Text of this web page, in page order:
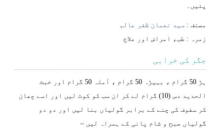
پئیں۔
مصنف : سید نعمان ظفر عالم
⁠⁠⁠زمرہ : طب، امراض اور علاج
جگر کی خرابی
ہڑ 50 گرام ، بہیڑہ 50 گرام ، آملہ 50 گرام اور خبث
الحدید دس (10) گرام لے کر ان سب کو کوٹ لیں اور اسے چھان
کر سفوف کی چنے کے برابر گولیاں بنا لیں اور دو دو
گولیاں صبح و شام پانی کے ہمراہ لیں –